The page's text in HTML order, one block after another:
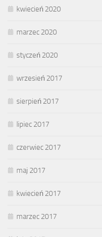
kwiecień 2020
marzec 2020
styczeń 2020
wrzesień 2017
sierpień 2017
lipiec 2017
czerwiec 2017
maj 2017
kwiecień 2017
marzec 2017